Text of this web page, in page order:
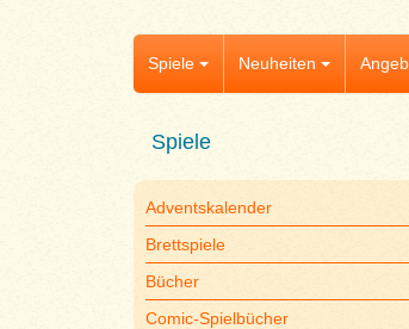
Spiele Neuheiten
Spiele
Adventskalender
Brettspiele
Bücher
Comic-Spielbücher